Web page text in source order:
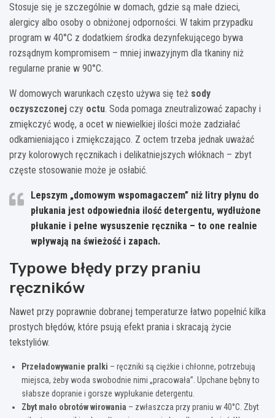
Stosuje się je szczególnie w domach, gdzie są małe dzieci,
alergicy albo osoby o obniżonej odporności. W takim przypadku
program w 40°C z dodatkiem środka dezynfekującego bywa
rozsądnym kompromisem – mniej inwazyjnym dla tkaniny niż
regularne pranie w 90°C.
W domowych warunkach często używa się też sody
oczyszczonej czy octu. Soda pomaga zneutralizować zapachy i
zmiękczyć wodę, a ocet w niewielkiej ilości może zadziałać
odkamieniająco i zmiękczająco. Z octem trzeba jednak uważać
przy kolorowych ręcznikach i delikatniejszych włóknach – zbyt
częste stosowanie może je osłabić.
Lepszym „domowym wspomagaczem” niż litry płynu do
płukania jest odpowiednia ilość detergentu, wydłużone
płukanie i pełne wysuszenie ręcznika – to one realnie
wpływają na świeżość i zapach.
Typowe błędy przy praniu
ręczników
Nawet przy poprawnie dobranej temperaturze łatwo popełnić kilka
prostych błędów, które psują efekt prania i skracają życie
tekstyliów.
Przeładowywanie pralki – ręczniki są ciężkie i chłonne, potrzebują
miejsca, żeby woda swobodnie nimi „pracowała”. Upchane bębny to
słabsze dopranie i gorsze wypłukanie detergentu.
Zbyt mało obrotów wirowania – zwłaszcza przy praniu w 40°C. Zbyt